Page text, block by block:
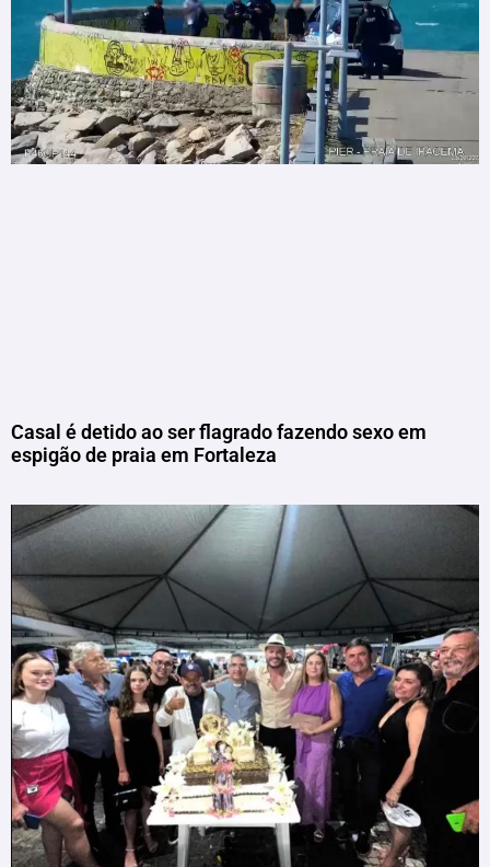
Casal é detido ao ser flagrado fazendo sexo em
espigão de praia em Fortaleza